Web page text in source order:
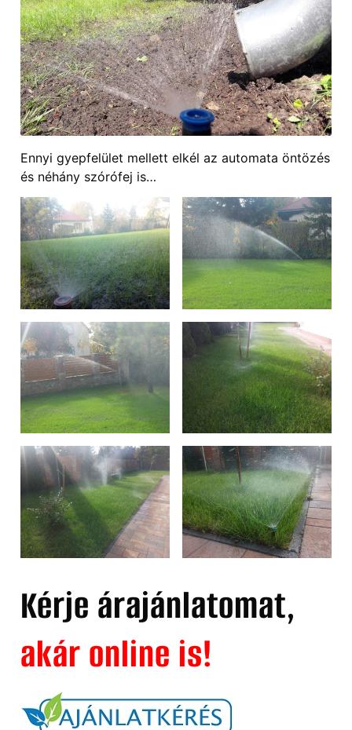
Ennyi gyepfelület mellett elkél az automata öntözés
és néhány szórófej is…
Kérje árajánlatomat,
akár online is!